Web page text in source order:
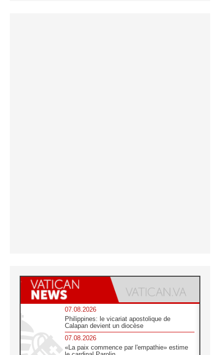
07.08.2026
Philippines: le vicariat apostolique de
Calapan devient un diocèse
07.08.2026
«La paix commence par l'empathie» estime